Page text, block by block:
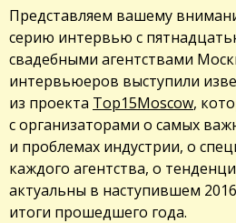
Представляем вашему
серию интервью с
свадебными агентствами
интервьюеров выступили
из проекта Top15Moscow,
с организаторами о самых
и проблемах индустрии, о
каждого агентства, о
актуальны в наступившем
итоги прошедшего года.